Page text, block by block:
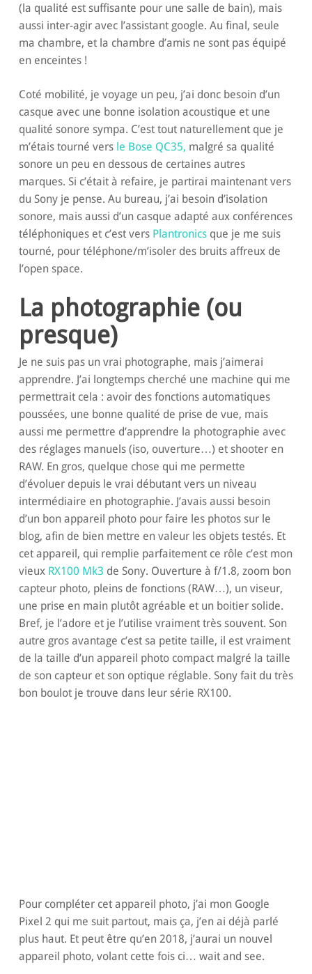
(la qualité est suffisante pour une salle de bain), mais
aussi inter-agir avec l’assistant google. Au final, seule
ma chambre, et la chambre d’amis ne sont pas équipé
en enceintes !
Coté mobilité, je voyage un peu, j’ai donc besoin d’un
casque avec une bonne isolation acoustique et une
qualité sonore sympa. C’est tout naturellement que je
m’étais tourné vers le Bose QC35, malgré sa qualité
sonore un peu en dessous de certaines autres
marques. Si c’était à refaire, je partirai maintenant vers
du Sony je pense. Au bureau, j’ai besoin d’isolation
sonore, mais aussi d’un casque adapté aux conférences
téléphoniques et c’est vers Plantronicsque je me suis
tourné, pour téléphone/m’isoler des bruits affreux de
l’open space.
La photographie (ou
presque)
Je ne suis pas un vrai photographe, mais j’aimerai
apprendre. J’ai longtemps cherché une machine qui me
permettrait cela : avoir des fonctions automatiques
poussées, une bonne qualité de prise de vue, mais
aussi me permettre d’apprendre la photographie avec
des réglages manuels (iso, ouverture…) et shooter en
RAW. En gros, quelque chose qui me permette
d’évoluer depuis le vrai débutant vers un niveau
intermédiaire en photographie. J’avais aussi besoin
d’un bon appareil photo pour faire les photos sur le
blog, afin de bien mettre en valeur les objets testés. Et
cet appareil, qui remplie parfaitement ce rôle c’est mon
vieux RX100 Mk3 de Sony. Ouverture à f/1.8, zoom bon
capteur photo, pleins de fonctions (RAW…), un viseur,
une prise en main plutôt agréable et un boitier solide.
Bref, je l’adore et je l’utilise vraiment très souvent. Son
autre gros avantage c’est sa petite taille, il est vraiment
de la taille d’un appareil photo compact malgré la taille
de son capteur et son optique réglable. Sony fait du très
bon boulot je trouve dans leur série RX100.
Pour compléter cet appareil photo, j’ai mon Google
Pixel 2 qui me suit partout, mais ça, j’en ai déjà parlé
plus haut. Et peut être qu’en 2018, j’aurai un nouvel
appareil photo, volant cette fois ci… wait and see.